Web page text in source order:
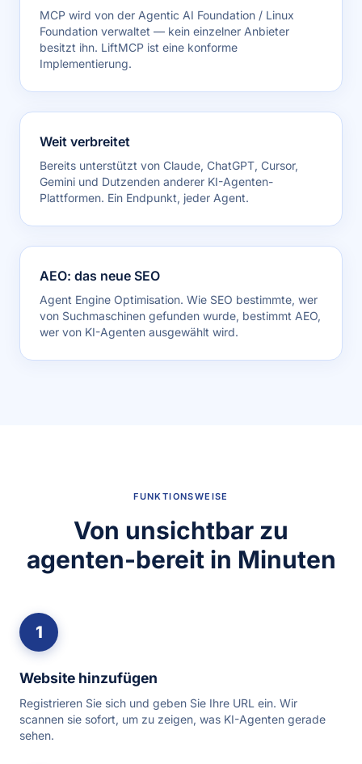
MCP wird von der Agentic AI Foundation / Linux
Foundation verwaltet — kein einzelner Anbieter
besitzt ihn. LiftMCP ist eine konforme
Implementierung.
Weit verbreitet
Bereits unterstützt von Claude, ChatGPT, Cursor,
Gemini und Dutzenden anderer KI-Agenten-
Plattformen. Ein Endpunkt, jeder Agent.
AEO: das neue SEO
Agent Engine Optimisation. Wie SEO bestimmte, wer
von Suchmaschinen gefunden wurde, bestimmt AEO,
wer von KI-Agenten ausgewählt wird.
FUNKTIONSWEISE
Von unsichtbar zu
agenten-bereit in Minuten
1
Website hinzufügen
Registrieren Sie sich und geben Sie Ihre URL ein. Wir
scannen sie sofort, um zu zeigen, was KI-Agenten gerade
sehen.